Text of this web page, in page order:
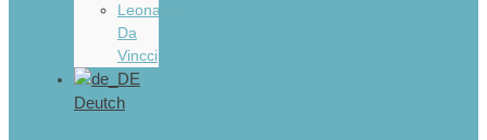
Leonardo
Da
Vincci
Deutch